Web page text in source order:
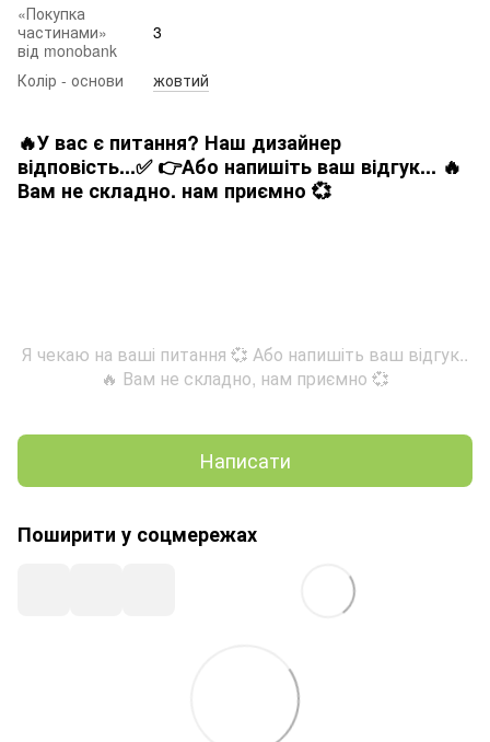
«Покупка
частинами»
від monobank
3
Колір - основи жовтий
🔥У вас є питання? Наш дизайнер
відповість...✅ 👉Або напишіть ваш відгук... 🔥
Вам не складно. нам приємно 💞
Я чекаю на ваші питання 💞 Або напишіть ваш відгук..
🔥 Вам не складно, нам приємно 💞
Написати
Поширити у соцмережах